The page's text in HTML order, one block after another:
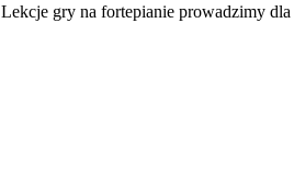
Lekcje gry na fortepianie prowadzimy